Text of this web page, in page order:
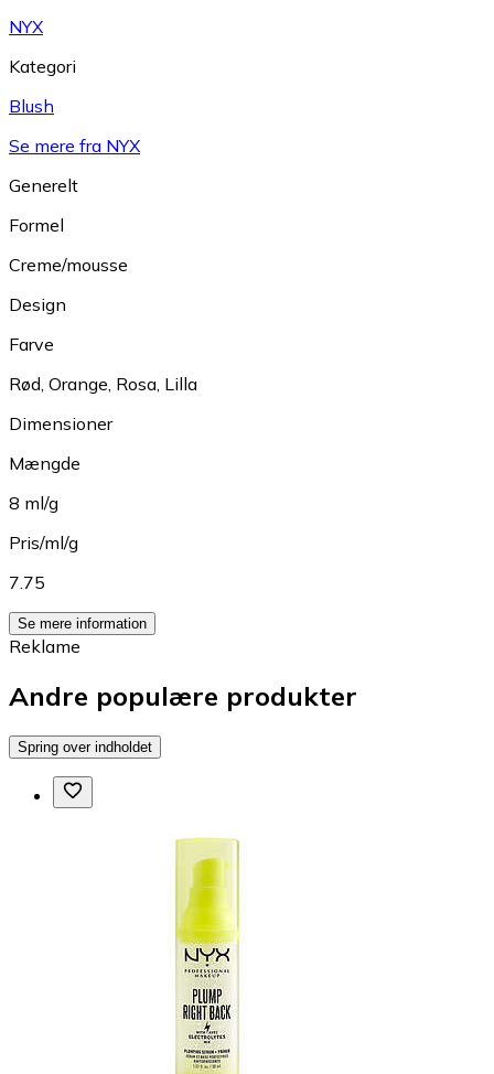
NYX
Kategori
Blush
Se mere fra NYX
Generelt
Formel
Creme/mousse
Design
Farve
Rød, Orange, Rosa, Lilla
Dimensioner
Mængde
8 ml/g
Pris/ml/g
7.75
Se mere information
Reklame
Andre populære produkter
Spring over indholdet